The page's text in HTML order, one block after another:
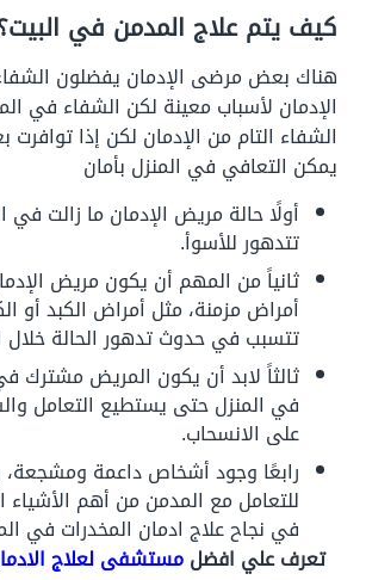
كيف يتم علاج المدمن في
هناك بعض مرضى الإدمان يفضلون
الإدمان لأسباب معينة لكن الشفاء في
الشفاء التام من الإدمان لكن إذا
يمكن التعافي في المنزل بأمان
أولًا حالة مريض الإدمان ما زالت في
تتدهور للأسوأ.
ثانياً من المهم أن يكون مريض
أمراض مزمنة، مثل أمراض الكبد أو
تتسبب في حدوث تدهور الحالة خلال
ثالثاً لابد أن يكون المريض مشترك
في المنزل حتى يستطيع التعامل
على الانسحاب.
رابعًا وجود أشخاص داعمة
للتعامل مع المدمن من أهم الأشياء
في نجاح علاج ادمان المخدرات في
تعرف علي افضلمستشفى لعلاج